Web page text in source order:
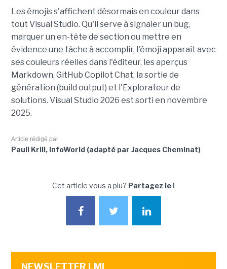
Les émojis s'affichent désormais en couleur dans
tout Visual Studio. Qu'il serve à signaler un bug,
marquer un en-tête de section ou mettre en
évidence une tâche à accomplir, l'émoji apparaît avec
ses couleurs réelles dans l'éditeur, les aperçus
Markdown, GitHub Copilot Chat, la sortie de
génération (build output) et l'Explorateur de
solutions. Visual Studio 2026 est sorti en novembre
2025.
Article rédigé par
Paull Krill, InfoWorld (adapté par Jacques Cheminat)
Cet article vous a plu? Partagez le !
NEWSLETTER LMI